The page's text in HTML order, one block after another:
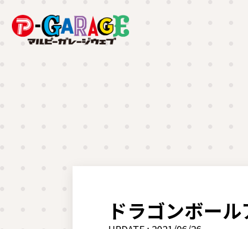
ドラゴンボー